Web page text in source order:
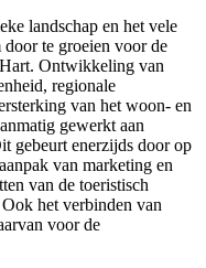
landschap en het vele
te groeien voor de
Ontwikkeling van
regionale
van het woon- en
gewerkt aan
gebeurt enerzijds door op
van marketing en
van de toeristisch
het verbinden van
voor de